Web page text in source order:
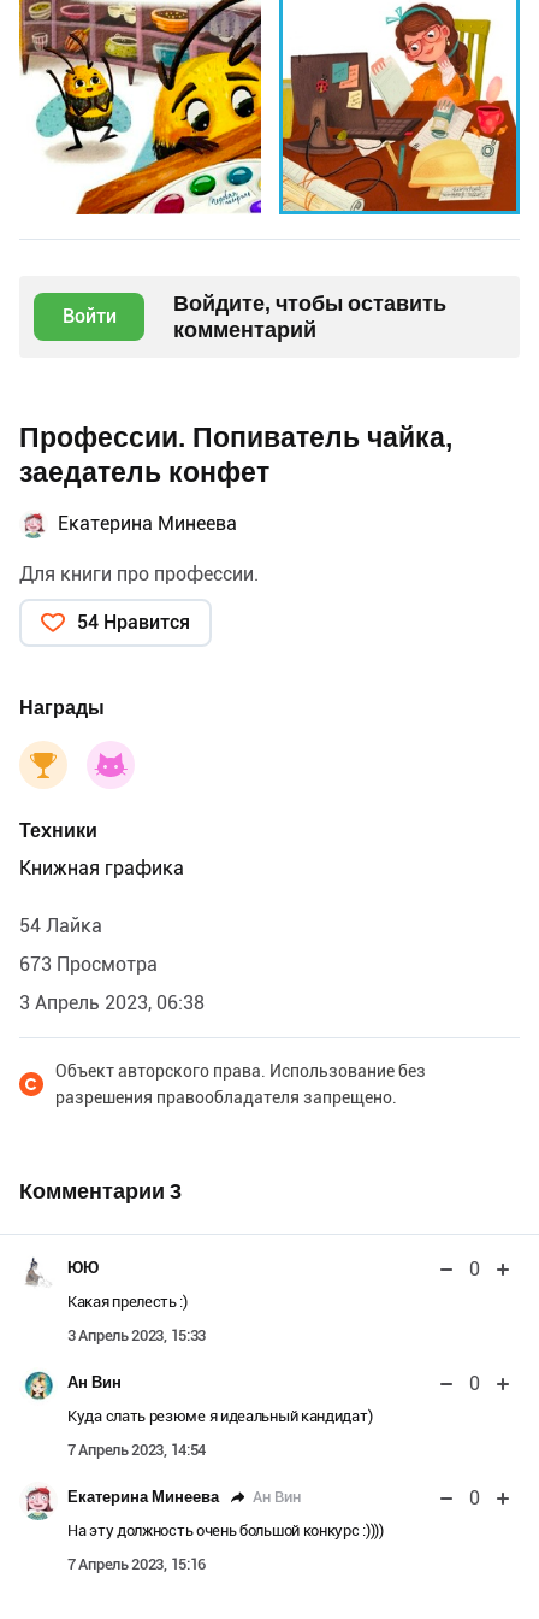
Войти
Войдите, чтобы оставить
комментарий
Профессии. Попиватель чайка,
заедатель конфет
Екатерина Минеева
Для книги про профессии.
54 Нравится
Награды
Техники
Книжная графика
54 Лайка
673 Просмотра
3 Апрель 2023, 06:38
Объект авторского права. Использование без
разрешения правообладателя запрещено.
Комментарии 3
ЮЮ 0
Какая прелесть :)
3 Апрель 2023, 15:33
Ан Вин 0
Куда слать резюме я идеальный кандидат)
7 Апрель 2023, 14:54
Екатерина Минеева Ан Вин 0
На эту должность очень большой конкурс :))))
7 Апрель 2023, 15:16